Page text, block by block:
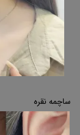
ساچمه نقره